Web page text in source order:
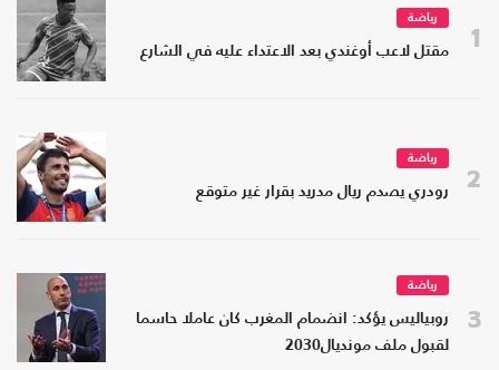
1
رياضة
مقتل لاعب أوغندي بعد الاعتداء عليه في الشارع
2
رياضة
رودري يصدم ريال مدريد بقرار غير متوقع
3
رياضة
روبياليس يؤكد: انضمام المغرب كان عاملا حاسما
لقبول ملف مونديال2030